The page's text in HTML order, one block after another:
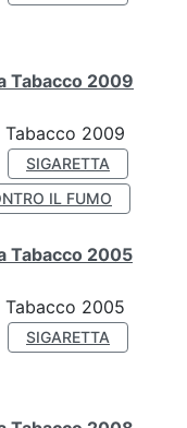
Tabacco 2009
Tabacco 2009
SIGARETTA
IL FUMO
Tabacco 2005
Tabacco 2005
SIGARETTA